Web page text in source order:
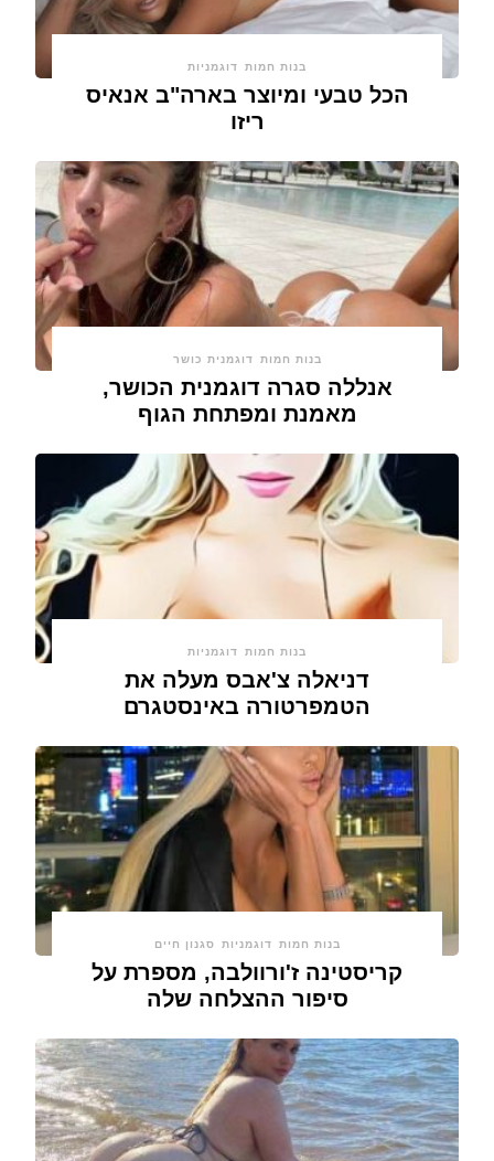
בנות חמות דוגמניות
הכל טבעי ומיוצר בארה"ב אנאיס
ריזו
בנות חמות דוגמנית כושר
אנללה סגרה דוגמנית הכושר,
מאמנת ומפתחת הגוף
בנות חמות דוגמניות
דניאלה צ'אבס מעלה את
הטמפרטורה באינסטגרם
בנות חמות דוגמניות סגנון חיים
קריסטינה ז'ורוולבה, מספרת על
סיפור ההצלחה שלה